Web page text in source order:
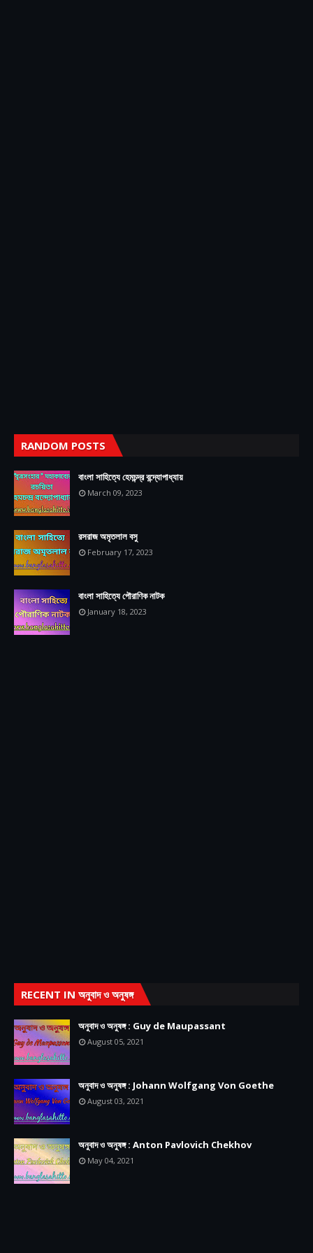
RANDOM POSTS
বাংলা সাহিত্যে হেমচন্দ্র বন্দ্যোপাধ্যায়
March 09, 2023
রসরাজ অমৃতলাল বসু
February 17, 2023
বাংলা সাহিত্যে পৌরাণিক নাটক
January 18, 2023
RECENT IN অনুবাদ ও অনুষঙ্গ
অনুবাদ ও অনুষঙ্গ : Guy de Maupassant
August 05, 2021
অনুবাদ ও অনুষঙ্গ : Johann Wolfgang Von Goethe
August 03, 2021
অনুবাদ ও অনুষঙ্গ : Anton Pavlovich Chekhov
May 04, 2021